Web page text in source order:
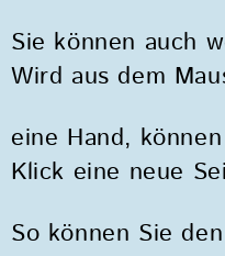
Sie können auch
Wird aus dem
eine Hand,
Klick eine neue
So können Sie